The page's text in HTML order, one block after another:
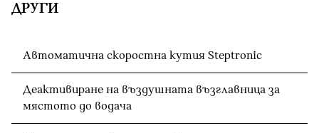
ДРУГИ
Автоматична скоростна кутия Steptronic
Деактивиране на въздушната възглавница за
мястото до водача